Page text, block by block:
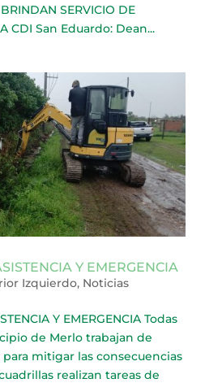
SERVICIO DE
CDI San Eduardo: Dean...
Y EMERGENCIA
Izquierdo, Noticias
Y EMERGENCIA Todas
de Merlo trabajan de
mitigar las consecuencias
realizan tareas de